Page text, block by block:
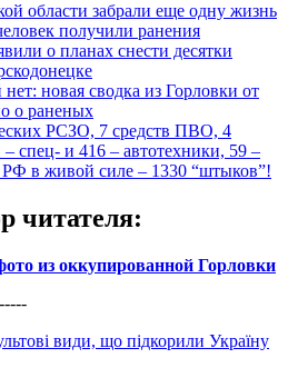
области забрали еще одну жизнь
получили ранения
о планах снести десятки
новая сводка из Горловки от
о раненых
РСЗО, 7 средств ПВО, 4
– спец- и 416 – автотехники, 59 –
в живой силе – 1330 “штыков”!
читателя:
из оккупированной Горловки
види, що підкорили Україну